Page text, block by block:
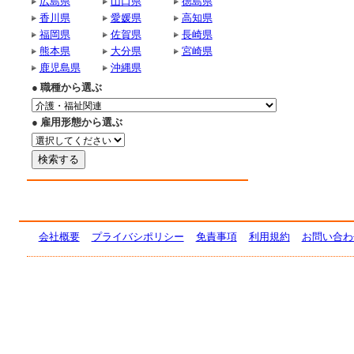
香川県
愛媛県
高知県
福岡県
佐賀県
長崎県
熊本県
大分県
宮崎県
鹿児島県
沖縄県
● 職種から選ぶ
● 雇用形態から選ぶ
会社概要 プライバシポリシー 免責事項 利用規約 お問い合